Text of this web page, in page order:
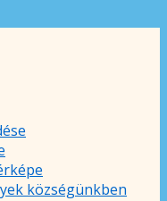
községünkben